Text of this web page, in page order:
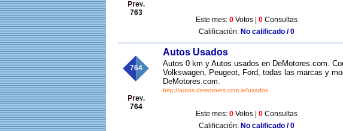
763
Este mes: 0 Votos | 0 Consultas
Calificación: No calificado / 0
764
764
Autos Usados
Autos 0 km y Autos usados en DeMotores.com.
Volkswagen, Peugeot, Ford, todas las marcas y
DeMotores.com.
http://autos.demotores.com.ar/usados
Este mes: 0 Votos | 0 Consultas
Calificación: No calificado / 0